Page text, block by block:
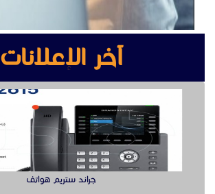
آخر الإعلانات
جراند ستريم هواتف